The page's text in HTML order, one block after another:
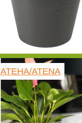
АТЕНА/ATENA